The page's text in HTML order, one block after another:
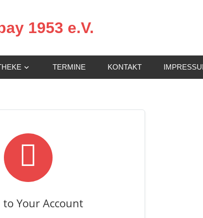
1953 e.V.
TERMINE KONTAKT

to Your Account